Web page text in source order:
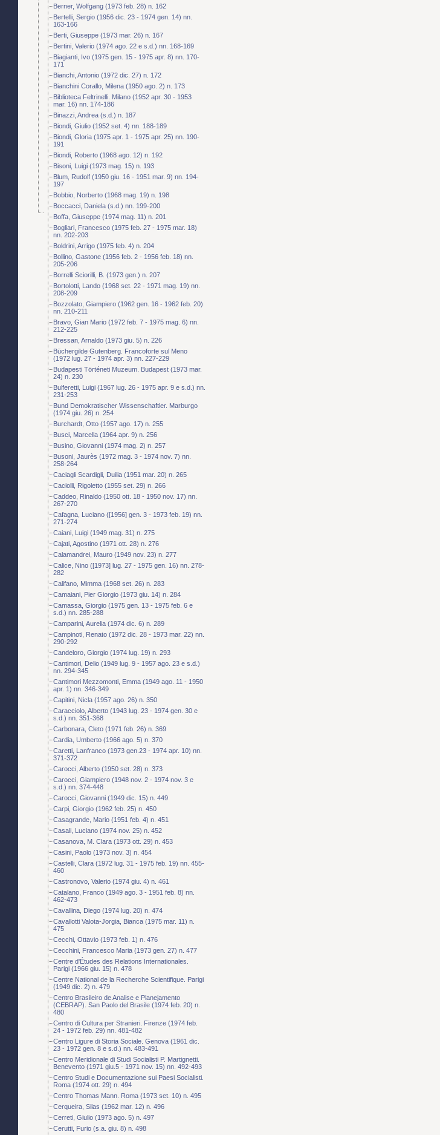
Berner, Wolfgang (1973 feb. 28) n. 162
Bertelli, Sergio (1956 dic. 23 - 1974 gen. 14) nn.
163-166
Berti, Giuseppe (1973 mar. 26) n. 167
Bertini, Valerio (1974 ago. 22 e s.d.) nn. 168-169
Biagianti, Ivo (1975 gen. 15 - 1975 apr. 8) nn. 170-
171
Bianchi, Antonio (1972 dic. 27) n. 172
Bianchini Corallo, Milena (1950 ago. 2) n. 173
Biblioteca Feltrinelli. Milano (1952 apr. 30 - 1953
mar. 16) nn. 174-186
Binazzi, Andrea (s.d.) n. 187
Biondi, Giulio (1952 set. 4) nn. 188-189
Biondi, Gloria (1975 apr. 1 - 1975 apr. 25) nn. 190-
191
Biondi, Roberto (1968 ago. 12) n. 192
Bisoni, Luigi (1973 mag. 15) n. 193
Blum, Rudolf (1950 giu. 16 - 1951 mar. 9) nn. 194-
197
Bobbio, Norberto (1968 mag. 19) n. 198
Boccacci, Daniela (s.d.) nn. 199-200
Boffa, Giuseppe (1974 mag. 11) n. 201
Bogliari, Francesco (1975 feb. 27 - 1975 mar. 18)
nn. 202-203
Boldrini, Arrigo (1975 feb. 4) n. 204
Bollino, Gastone (1956 feb. 2 - 1956 feb. 18) nn.
205-206
Borrelli Sciorilli, B. (1973 gen.) n. 207
Bortolotti, Lando (1968 set. 22 - 1971 mag. 19) nn.
208-209
Bozzolato, Giampiero (1962 gen. 16 - 1962 feb. 20)
nn. 210-211
Bravo, Gian Mario (1972 feb. 7 - 1975 mag. 6) nn.
212-225
Bressan, Arnaldo (1973 giu. 5) n. 226
Büchergilde Gutenberg. Francoforte sul Meno
(1972 lug. 27 - 1974 apr. 3) nn. 227-229
Budapesti Történeti Muzeum. Budapest (1973 mar.
24) n. 230
Bulferetti, Luigi (1967 lug. 26 - 1975 apr. 9 e s.d.) nn.
231-253
Bund Demokratischer Wissenschaftler. Marburgo
(1974 giu. 26) n. 254
Burchardt, Otto (1957 ago. 17) n. 255
Busci, Marcella (1964 apr. 9) n. 256
Busino, Giovanni (1974 mag. 2) n. 257
Busoni, Jaurès (1972 mag. 3 - 1974 nov. 7) nn.
258-264
Caciagli Scardigli, Duilia (1951 mar. 20) n. 265
Caciolli, Rigoletto (1955 set. 29) n. 266
Caddeo, Rinaldo (1950 ott. 18 - 1950 nov. 17) nn.
267-270
Cafagna, Luciano ([1956] gen. 3 - 1973 feb. 19) nn.
271-274
Caiani, Luigi (1949 mag. 31) n. 275
Cajati, Agostino (1971 ott. 28) n. 276
Calamandrei, Mauro (1949 nov. 23) n. 277
Calice, Nino ([1973] lug. 27 - 1975 gen. 16) nn. 278-
282
Califano, Mimma (1968 set. 26) n. 283
Camaiani, Pier Giorgio (1973 giu. 14) n. 284
Camassa, Giorgio (1975 gen. 13 - 1975 feb. 6 e
s.d.) nn. 285-288
Camparini, Aurelia (1974 dic. 6) n. 289
Campinoti, Renato (1972 dic. 28 - 1973 mar. 22) nn.
290-292
Candeloro, Giorgio (1974 lug. 19) n. 293
Cantimori, Delio (1949 lug. 9 - 1957 ago. 23 e s.d.)
nn. 294-345
Cantimori Mezzomonti, Emma (1949 ago. 11 - 1950
apr. 1) nn. 346-349
Capitini, Nicla (1957 ago. 26) n. 350
Caracciolo, Alberto (1943 lug. 23 - 1974 gen. 30 e
s.d.) nn. 351-368
Carbonara, Cleto (1971 feb. 26) n. 369
Cardia, Umberto (1966 ago. 5) n. 370
Caretti, Lanfranco (1973 gen.23 - 1974 apr. 10) nn.
371-372
Carocci, Alberto (1950 set. 28) n. 373
Carocci, Giampiero (1948 nov. 2 - 1974 nov. 3 e
s.d.) nn. 374-448
Carocci, Giovanni (1949 dic. 15) n. 449
Carpi, Giorgio (1962 feb. 25) n. 450
Casagrande, Mario (1951 feb. 4) n. 451
Casali, Luciano (1974 nov. 25) n. 452
Casanova, M. Clara (1973 ott. 29) n. 453
Casini, Paolo (1973 nov. 3) n. 454
Castelli, Clara (1972 lug. 31 - 1975 feb. 19) nn. 455-
460
Castronovo, Valerio (1974 giu. 4) n. 461
Catalano, Franco (1949 ago. 3 - 1951 feb. 8) nn.
462-473
Cavallina, Diego (1974 lug. 20) n. 474
Cavallotti Valota-Jorgia, Bianca (1975 mar. 11) n.
475
Cecchi, Ottavio (1973 feb. 1) n. 476
Cecchini, Francesco Maria (1973 gen. 27) n. 477
Centre d'Études des Relations Internationales.
Parigi (1966 giu. 15) n. 478
Centre National de la Recherche Scientifique. Parigi
(1949 dic. 2) n. 479
Centro Brasileiro de Analise e Planejamento
(CEBRAP). San Paolo del Brasile (1974 feb. 20) n.
480
Centro di Cultura per Stranieri. Firenze (1974 feb.
24 - 1972 feb. 29) nn. 481-482
Centro Ligure di Storia Sociale. Genova (1961 dic.
23 - 1972 gen. 8 e s.d.) nn. 483-491
Centro Meridionale di Studi Socialisti P. Martignetti.
Benevento (1971 giu.5 - 1971 nov. 15) nn. 492-493
Centro Studi e Documentazione sui Paesi Socialisti.
Roma (1974 ott. 29) n. 494
Centro Thomas Mann. Roma (1973 set. 10) n. 495
Cerqueira, Silas (1962 mar. 12) n. 496
Cerreti, Giulio (1973 ago. 5) n. 497
Cerutti, Furio (s.a. giu. 8) n. 498